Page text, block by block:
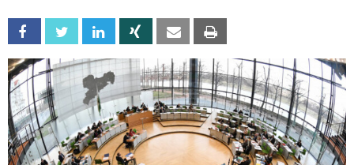
Facebook Twitter Linkedin Xing Email